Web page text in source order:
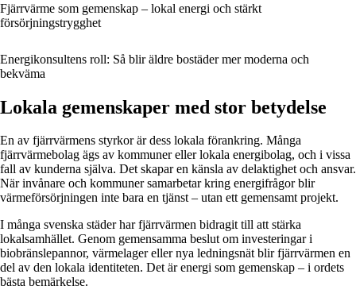
Fjärrvärme som gemenskap – lokal energi och stärkt
försörjningstrygghet
Energikonsultens roll: Så blir äldre bostäder mer moderna och
bekväma
Lokala gemenskaper med stor betydelse
En av fjärrvärmens styrkor är dess lokala förankring. Många
fjärrvärmebolag ägs av kommuner eller lokala energibolag, och i vissa
fall av kunderna själva. Det skapar en känsla av delaktighet och ansvar.
När invånare och kommuner samarbetar kring energifrågor blir
värmeförsörjningen inte bara en tjänst – utan ett gemensamt projekt.
I många svenska städer har fjärrvärmen bidragit till att stärka
lokalsamhället. Genom gemensamma beslut om investeringar i
biobränslepannor, värmelager eller nya ledningsnät blir fjärrvärmen en
del av den lokala identiteten. Det är energi som gemenskap – i ordets
bästa bemärkelse.